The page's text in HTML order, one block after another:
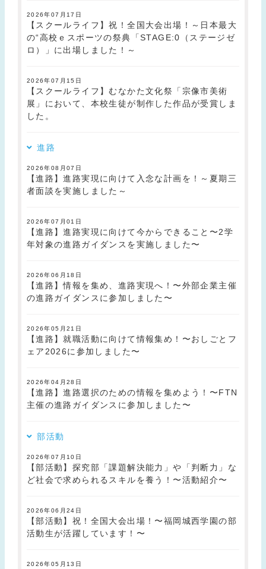
2026年07月17日
【スクールライフ】祝！全国大会出場！～日本最大
の“高校ｅスポーツの祭典「STAGE:0（ステージゼ
ロ）」に出場しました！～
2026年07月15日
【スクールライフ】むなかた文化祭「宗像市美術
展」において、本校生徒が制作した作品が受賞しま
した。
進路
2026年08月07日
【進路】進路実現に向けて入念な計画を！～夏期三
者面談を実施しました～
2026年07月01日
【進路】進路実現に向けて今からできること〜2学
年対象の進路ガイダンスを実施しました〜
2026年06月18日
【進路】情報を集め、進路実現へ！〜外部企業主催
の進路ガイダンスに参加しました〜
2026年05月21日
【進路】就職活動に向けて情報集め！〜おしごとフ
ェア2026に参加しました〜
2026年04月28日
【進路】進路選択のための情報を集めよう！〜FTN
主催の進路ガイダンスに参加しました〜
部活動
2026年07月10日
【部活動】探究部「課題解決能力」や「判断力」な
ど社会で求められるスキルを養う！〜活動紹介〜
2026年06月24日
【部活動】祝！全国大会出場！〜福岡城西学園の部
活動生が活躍しています！〜
2026年05月13日